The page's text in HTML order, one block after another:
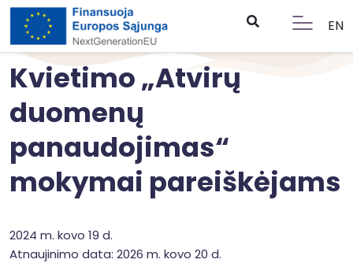
EN
Kvietimo „Atvirų
duomenų
panaudojimas“
mokymai pareiškėjams
2024 m. kovo 19 d.
Atnaujinimo data: 2026 m. kovo 20 d.